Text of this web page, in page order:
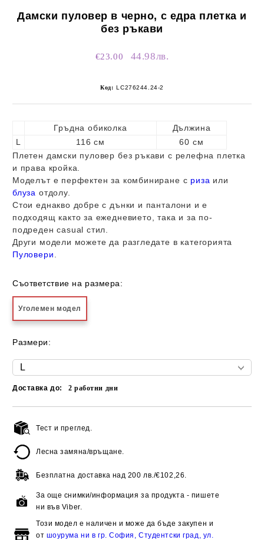
Дамски пуловер в черно, с едра плетка и
без ръкави
€23.00 44.98лв.
Код: LC276244.24-2
Гръдна обиколка
Дължина
L
116 см
60 см
Плетен дамски пуловер без ръкави с релефна плетка
и права кройка.
Моделът е перфектен за комбиниране с риза или
блуза отдолу.
Стои еднакво добре с дънки и панталони и е
подходящ както за ежедневието, така и за по-
подреден casual стил.
Други модели можете да разгледате в категорията
Пуловери
Съответствие на размера:
Уголемен модел
Размери:
Доставка до: 2работни дни
Тест и преглед.
Лесна замяна/връщане.
Безплатна доставка над 200 лв./€102,26.
За още снимки/информация за продукта - пишете
ни във Viber.
Този модел е наличен и може да бъде закупен и
от шоурума ни в гр. София, Студентски град, ул.